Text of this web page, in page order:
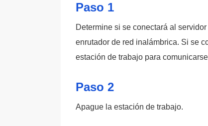
Paso 1
Determine si se conectará al
enrutador de red inalámbrica. Si se
estación de trabajo para
Paso 2
Apague la estación de trabajo.